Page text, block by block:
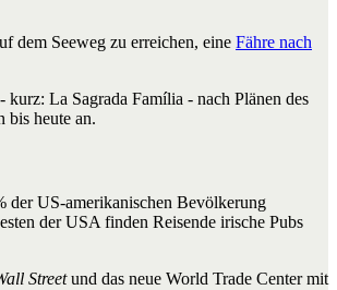
dem Seeweg zu erreichen, eine Fähre nach
- kurz: La Sagrada Família - nach Plänen des
bis heute an.
US-amerikanischen Bevölkerung
der USA finden Reisende irische Pubs
Streetund das neue World Trade Center mit